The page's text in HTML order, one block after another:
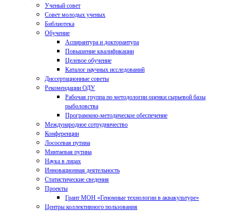
Ученый совет
Совет молодых ученых
Библиотека
Обучение
Аспирантура и докторантура
Повышение квалификации
Целевое обучение
Каталог научных исследований
Диссертационные советы
Рекомендации ОДУ
Рабочая группа по методологии оценки сырьевой базы
рыболовства
Программно-методическое обеспечение
Международное сотрудничество
Конференции
Лососевая путина
Минтаевая путина
Наука в лицах
Инновационная деятельность
Статистические сведения
Проекты
Грант МОН «Геномные технологии в аквакультуре»
Центры коллективного пользования